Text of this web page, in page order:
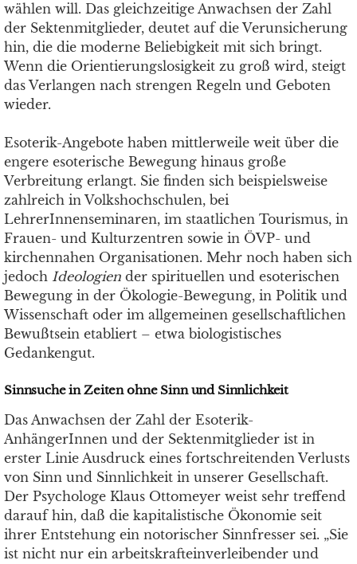
wählen will. Das gleichzeitige Anwachsen der Zahl
der Sektenmitglieder, deutet auf die Verunsicherung
hin, die die moderne Beliebigkeit mit sich bringt.
Wenn die Orientierungslosigkeit zu groß wird, steigt
das Verlangen nach strengen Regeln und Geboten
wieder.
Esoterik-Angebote haben mittlerweile weit über die
engere esoterische Bewegung hinaus große
Verbreitung erlangt. Sie finden sich beispielsweise
zahlreich in Volkshochschulen, bei
LehrerInnenseminaren, im staatlichen Tourismus, in
Frauen- und Kulturzentren sowie in ÖVP- und
kirchennahen Organisationen. Mehr noch haben sich
jedoch Ideologien der spirituellen und esoterischen
Bewegung in der Ökologie-Bewegung, in Politik und
Wissenschaft oder im allgemeinen gesellschaftlichen
Bewußtsein etabliert – etwa biologistisches
Gedankengut.
Sinnsuche in Zeiten ohne Sinn und Sinnlichkeit
Das Anwachsen der Zahl der Esoterik-
AnhängerInnen und der Sektenmitglieder ist in
erster Linie Ausdruck eines fortschreitenden Verlusts
von Sinn und Sinnlichkeit in unserer Gesellschaft.
Der Psychologe Klaus Ottomeyer weist sehr treffend
darauf hin, daß die kapitalistische Ökonomie seit
ihrer Entstehung ein notorischer Sinnfresser sei. „Sie
ist nicht nur ein arbeitskrafteinverleibender und